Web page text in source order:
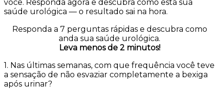
você. Responda agora e descubra como está sua
saúde urológica — o resultado sai na hora.
Responda a 7 perguntas rápidas e descubra como
anda sua saúde urológica.
Leva menos de 2 minutos!
1. Nas últimas semanas, com que frequência você teve
a sensação de não esvaziar completamente a bexiga
após urinar?